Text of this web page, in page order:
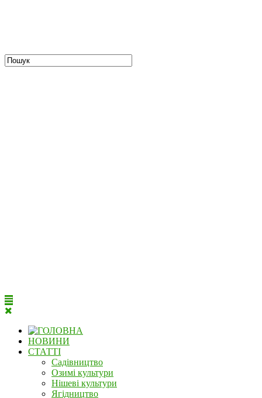
НОВИНИ
СТАТТІ
Садівництво
Озимі культури
Нішеві культури
Ягідництво